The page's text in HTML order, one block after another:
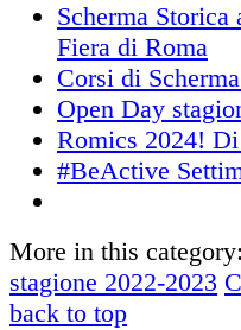
Scherma
Fiera di Roma
Corsi di
Open Day
Romics 2024!
#BeActive
More in this category:
stagione 2022-2023
back to top